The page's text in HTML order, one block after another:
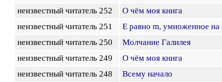
неизвестный читатель 252
О чём моя книга
неизвестный читатель 251
Е равно m, умноженное на
неизвестный читатель 250
Молчание Галилея
неизвестный читатель 249
О чём моя книга
неизвестный читатель 248
Всему начало